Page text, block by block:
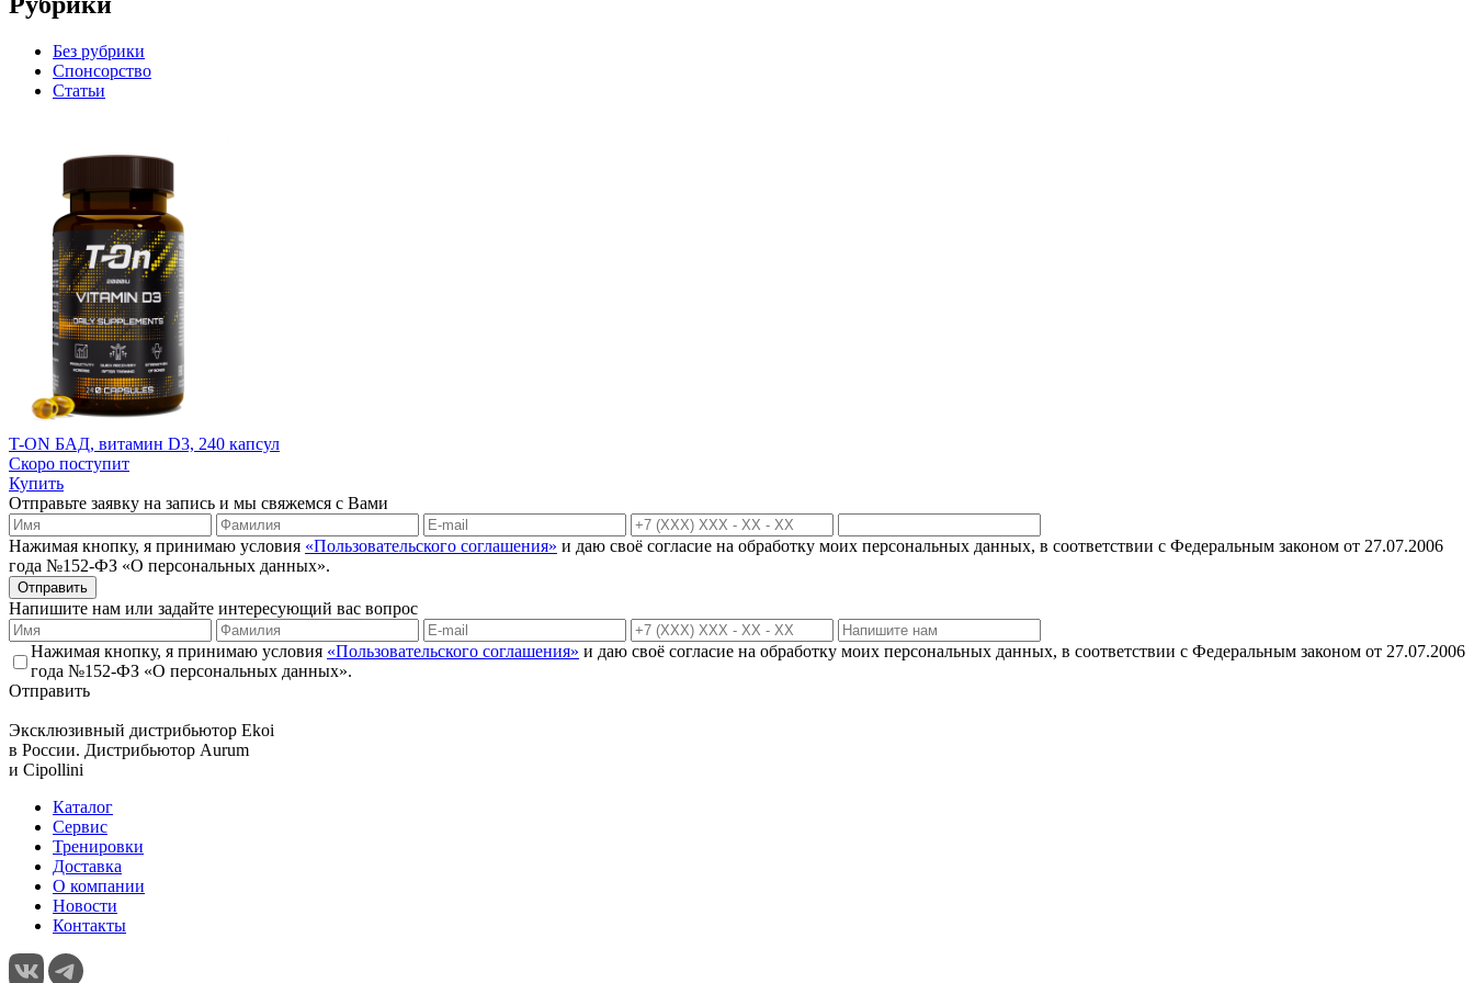
Без рубрики
Спонсорство
Статьи
T-ON БАД, витамин D3, 240 капсул
Скоро поступит
Купить
Отправьте заявку на запись и мы свяжемся с Вами
Нажимая кнопку, я принимаю условия «Пользовательского соглашения» и даю своё согласие на обработку моих персональных данных, в соответствии с Федеральным законом от 27.07.2006
года №152-ФЗ «О персональных данных».
Отправить
Напишите нам или задайте интересующий вас вопрос
Нажимая кнопку, я принимаю условия «Пользовательского соглашения» и даю своё согласие на обработку моих персональных данных, в соответствии с Федеральным законом от 27.07.2006
года №152-ФЗ «О персональных данных».
Отправить
Эксклюзивный дистрибьютор Ekoi
в России. Дистрибьютор Aurum
и Cipollini
Каталог
Сервис
Тренировки
Доставка
О компании
Новости
Контакты